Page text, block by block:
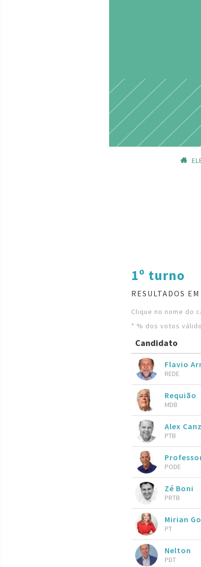
1º turno
RESULTADOS
Clique no nome do
* % dos votos
Candidato
Flavio
REDE
Requião
MDB
Alex
PTB
PODE
Zé Boni
PRTB
Mirian
PT
Nelton
PDT